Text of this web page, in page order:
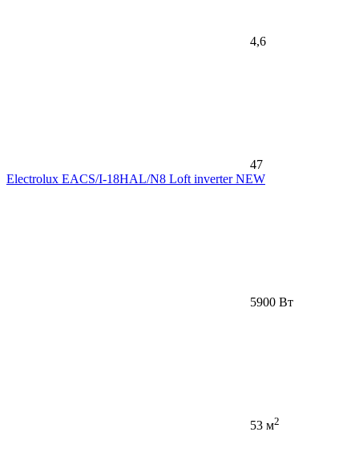
4,6
47
Electrolux EACS/I-18HAL/N8 Loft inverter NEW
5900 Вт
53 м2